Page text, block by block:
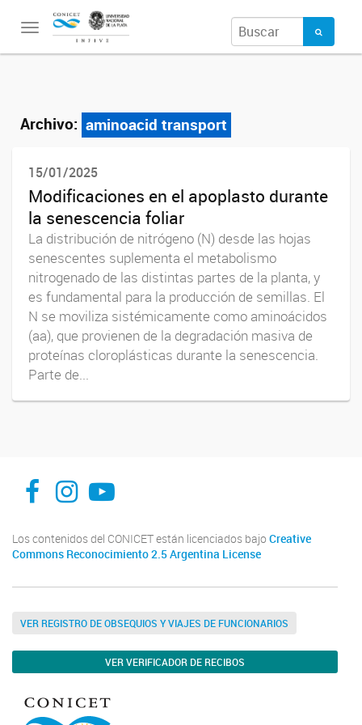
Toggle
navigation
Archivo: aminoacid transport
15/01/2025
Modificaciones en el apoplasto durante
la senescencia foliar
La distribución de nitrógeno (N) desde las hojas
senescentes suplementa el metabolismo
nitrogenado de las distintas partes de la planta, y
es fundamental para la producción de semillas. El
N se moviliza sistémicamente como aminoácidos
(aa), que provienen de la degradación masiva de
proteínas cloroplásticas durante la senescencia.
Parte de...
INFIVE La Plata Instituto de Fisiología Vegetal, La Plata
Los contenidos del CONICET están licenciados bajo Creative
Commons Reconocimiento 2.5 Argentina License
VER REGISTRO DE OBSEQUIOS Y VIAJES DE FUNCIONARIOS
VER VERIFICADOR DE RECIBOS